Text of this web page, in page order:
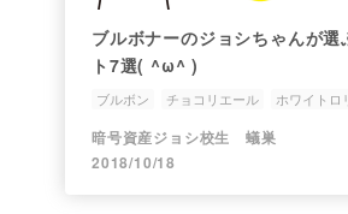
ブルボナーのジョシちゃんが選
ト7選( ^ω^ )
ブルボン チョコリエール ホワイトロ
ブルボナー
暗号資産ジョシ校生 蟻巣
2018/10/18